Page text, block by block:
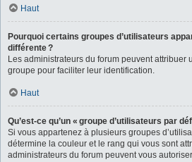
Haut
Pourquoi certains groupes d’utilisateurs
différente ?
Les administrateurs du forum peuvent attribuer
groupe pour faciliter leur identification.
Haut
Qu’est-ce qu’un « groupe d’utilisateurs par
Si vous appartenez à plusieurs groupes
détermine la couleur et le rang qui vous sont
administrateurs du forum peuvent vous